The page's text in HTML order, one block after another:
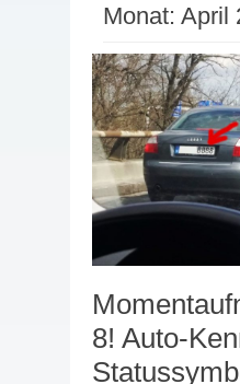
Monat: April
8! Auto-